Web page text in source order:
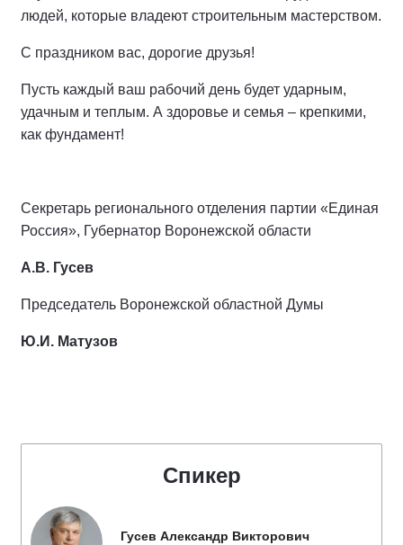
людей, которые владеют строительным мастерством.
С праздником вас, дорогие друзья!
Пусть каждый ваш рабочий день будет ударным,
удачным и теплым. А здоровье и семья – крепкими,
как фундамент!
Секретарь регионального отделения партии «Единая
Россия», Губернатор Воронежской области
А.В. Гусев
Председатель Воронежской областной Думы
Ю.И. Матузов
Спикер
Гусев Александр Викторович